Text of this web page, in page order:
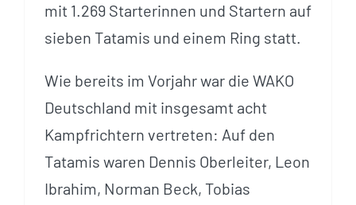
mit 1.269 Starterinnen und Startern auf
sieben Tatamis und einem Ring statt.
Wie bereits im Vorjahr war die WAKO
Deutschland mit insgesamt acht
Kampfrichtern vertreten: Auf den
Tatamis waren Dennis Oberleiter, Leon
Ibrahim, Norman Beck, Tobias